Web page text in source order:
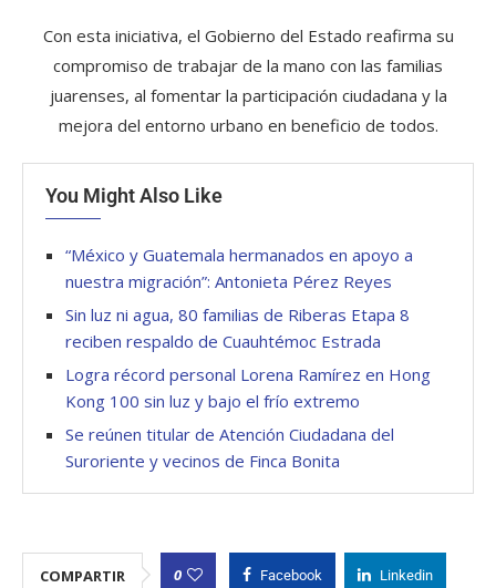
Con esta iniciativa, el Gobierno del Estado reafirma su
compromiso de trabajar de la mano con las familias
juarenses, al fomentar la participación ciudadana y la
mejora del entorno urbano en beneficio de todos.
You Might Also Like
“México y Guatemala hermanados en apoyo a
nuestra migración”: Antonieta Pérez Reyes
Sin luz ni agua, 80 familias de Riberas Etapa 8
reciben respaldo de Cuauhtémoc Estrada
Logra récord personal Lorena Ramírez en Hong
Kong 100 sin luz y bajo el frío extremo
Se reúnen titular de Atención Ciudadana del
Suroriente y vecinos de Finca Bonita
COMPARTIR 0 Facebook Linkedin